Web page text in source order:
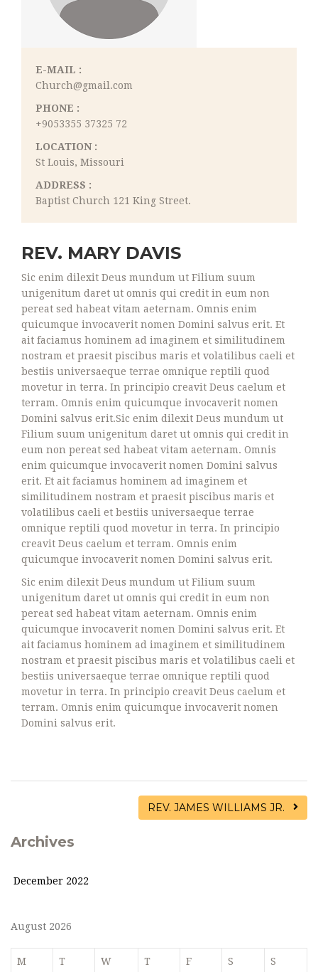
E-MAIL :
Church@gmail.com
PHONE :
+9053355 37325 72
LOCATION :
St Louis, Missouri
ADDRESS :
Baptist Church 121 King Street.
REV. MARY DAVIS
Sic enim dilexit Deus mundum ut Filium suum
unigenitum daret ut omnis qui credit in eum non
pereat sed habeat vitam aeternam. Omnis enim
quicumque invocaverit nomen Domini salvus erit. Et
ait faciamus hominem ad imaginem et similitudinem
nostram et praesit piscibus maris et volatilibus caeli et
bestiis universaeque terrae omnique reptili quod
movetur in terra. In principio creavit Deus caelum et
terram. Omnis enim quicumque invocaverit nomen
Domini salvus erit.Sic enim dilexit Deus mundum ut
Filium suum unigenitum daret ut omnis qui credit in
eum non pereat sed habeat vitam aeternam. Omnis
enim quicumque invocaverit nomen Domini salvus
erit. Et ait faciamus hominem ad imaginem et
similitudinem nostram et praesit piscibus maris et
volatilibus caeli et bestiis universaeque terrae
omnique reptili quod movetur in terra. In principio
creavit Deus caelum et terram. Omnis enim
quicumque invocaverit nomen Domini salvus erit.
Sic enim dilexit Deus mundum ut Filium suum
unigenitum daret ut omnis qui credit in eum non
pereat sed habeat vitam aeternam. Omnis enim
quicumque invocaverit nomen Domini salvus erit. Et
ait faciamus hominem ad imaginem et similitudinem
nostram et praesit piscibus maris et volatilibus caeli et
bestiis universaeque terrae omnique reptili quod
movetur in terra. In principio creavit Deus caelum et
terram. Omnis enim quicumque invocaverit nomen
Domini salvus erit.
REV. JAMES WILLIAMS JR.
Archives
December 2022
August 2026
M T W T F S S